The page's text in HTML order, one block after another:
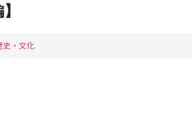
史・文化